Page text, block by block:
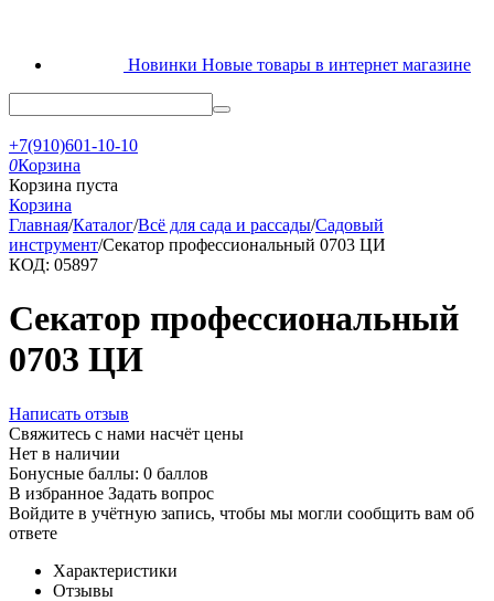
Новинки Новые товары в интернет магазине
+7(910)601-10-10
0Корзина
Корзина пуста
Корзина
Главная/Каталог/Всё для сада и рассады/Садовый
инструмент/Секатор профессиональный 0703 ЦИ
КОД: 05897
Секатор профессиональный
0703 ЦИ
Написать отзыв
Свяжитесь с нами насчёт цены
Нет в наличии
Бонусные баллы: 0 баллов
В избранное Задать вопрос
Войдите в учётную запись, чтобы мы могли сообщить вам об
ответе
Характеристики
Отзывы